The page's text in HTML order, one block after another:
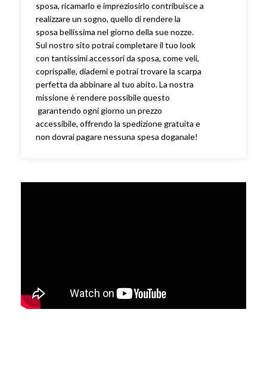
sposa, ricamarlo e impreziosirlo contribuisce a
realizzare un sogno, quello di rendere la
sposa bellissima nel giorno della sue nozze.
Sul nostro sito potrai completare il tuo look
con tantissimi accessori da sposa, come veli,
coprispalle, diademi e potrai trovare la scarpa
perfetta da abbinare al tuo abito. La nostra
missione è rendere possibile questo
garantendo ogni giorno un prezzo
accessibile, offrendo la spedizione gratuita e
non dovrai pagare nessuna spesa doganale!